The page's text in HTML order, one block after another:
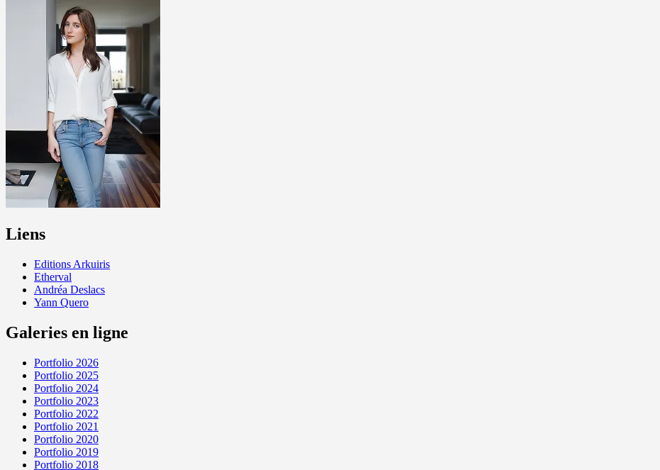
Liens
Editions Arkuiris
Etherval
Andréa Deslacs
Yann Quero
Galeries en ligne
Portfolio 2026
Portfolio 2025
Portfolio 2024
Portfolio 2023
Portfolio 2022
Portfolio 2021
Portfolio 2020
Portfolio 2019
Portfolio 2018